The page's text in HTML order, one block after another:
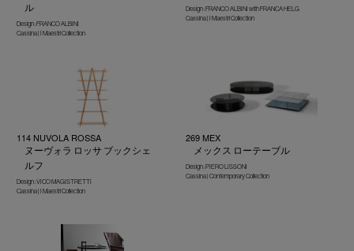
ル
Design : FRANCO ALBINI
Cassina | I Maestri Collection
Design : FRANCO ALBINI with FRANCA HELG
Cassina | I Maestri Collection
114 NUVOLA ROSSA
ヌーヴォラ ロッサ ブックシェ
ルフ
Design : VICO MAGISTRETTI
Cassina | I Maestri Collection
269 MEX
メックス ローテーブル
Design : PIERO LISSONI
Cassina | Contemporary Collection